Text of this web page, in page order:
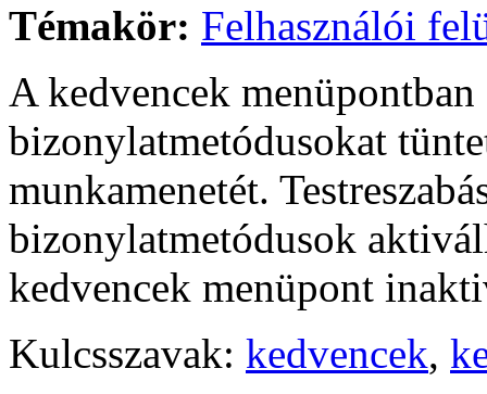
Témakör: Felhasználói
A kedvencek
bizonylatmetódusokat
munkamenetét.
bizonylatmetódusok
kedvencek menüpont
Kulcsszavak: kedvencek,